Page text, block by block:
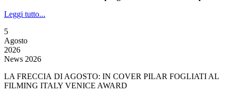
Leggi tutto...
5
Agosto
2026
News 2026
LA FRECCIA DI AGOSTO: IN COVER PILAR FOGLIATI AL
FILMING ITALY VENICE AWARD